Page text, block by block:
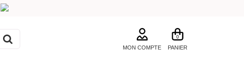
MON COMPTE
0
PANIER